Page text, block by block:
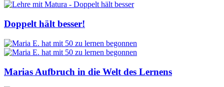
Doppelt hält besser!
Marias Aufbruch in die Welt des Lernens